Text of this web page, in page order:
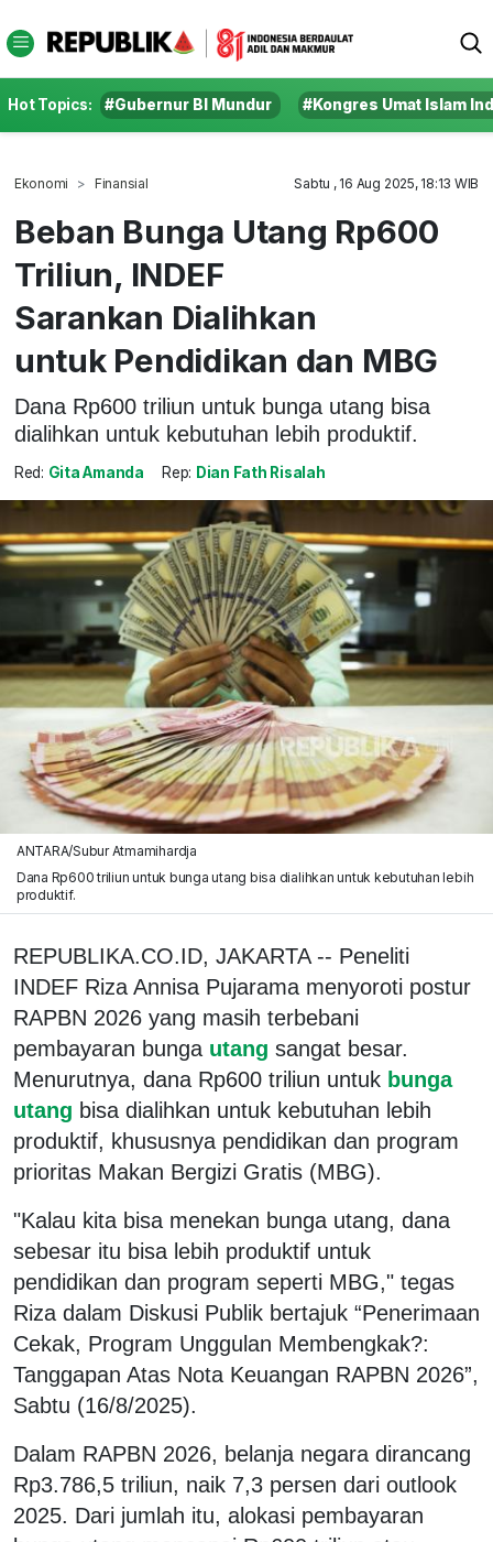
Hot Topics: #Gubernur BI Mundur #Kongres Umat Islam
Ekonomi Finansial Sabtu , 16 Aug 2025, 18:13 WIB
Beban Bunga Utang Rp600
Triliun, INDEF
Sarankan Dialihkan
untuk Pendidikan dan MBG
Dana Rp600 triliun untuk bunga utang bisa
dialihkan untuk kebutuhan lebih produktif.
Red: Gita Amanda Rep: Dian Fath Risalah
ANTARA/Subur Atmamihardja
Dana Rp600 triliun untuk bunga utang bisa dialihkan untuk kebutuhan lebih
produktif.
REPUBLIKA.CO.ID, JAKARTA -- Peneliti
INDEF Riza Annisa Pujarama menyoroti postur
RAPBN 2026 yang masih terbebani
pembayaran bunga utang sangat besar.
Menurutnya, dana Rp600 triliun untuk bunga
utang bisa dialihkan untuk kebutuhan lebih
produktif, khususnya pendidikan dan program
prioritas Makan Bergizi Gratis (MBG).
"Kalau kita bisa menekan bunga utang, dana
sebesar itu bisa lebih produktif untuk
pendidikan dan program seperti MBG," tegas
Riza dalam Diskusi Publik bertajuk “Penerimaan
Cekak, Program Unggulan Membengkak?:
Tanggapan Atas Nota Keuangan RAPBN 2026”,
Sabtu (16/8/2025).
Dalam RAPBN 2026, belanja negara dirancang
Rp3.786,5 triliun, naik 7,3 persen dari outlook
2025. Dari jumlah itu, alokasi pembayaran